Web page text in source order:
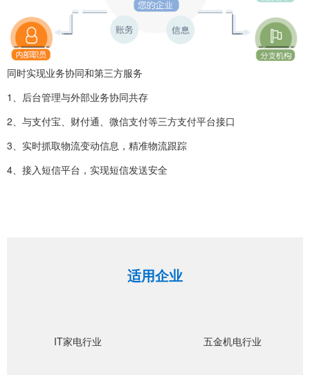
同时实现业务协同和第三方服务
1、后台管理与外部业务协同共存
2、与支付宝、财付通、微信支付等三方支付平台接口
3、实时抓取物流变动信息，精准物流跟踪
4、接入短信平台，实现短信发送安全
适用企业
IT家电行业 五金机电行业